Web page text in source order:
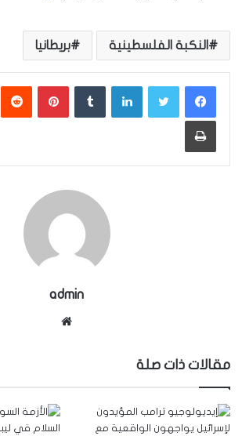
النكبة الفلسطينية بريطانيا
لينكدإن بينتيريست
طباعة
admin
مقالات ذات صلة